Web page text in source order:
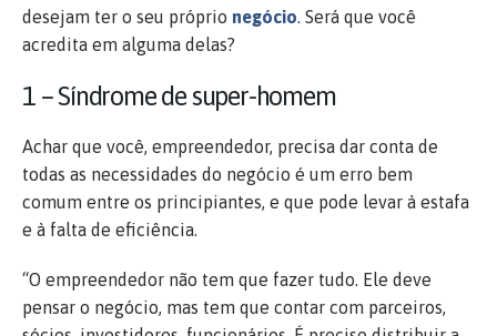
desejam ter o seu próprio negócio. Será que você
acredita em alguma delas?
1 – Síndrome de super-homem
Achar que você, empreendedor, precisa dar conta de
todas as necessidades do negócio é um erro bem
comum entre os principiantes, e que pode levar à estafa
e à falta de eficiência.
“O empreendedor não tem que fazer tudo. Ele deve
pensar o negócio, mas tem que contar com parceiros,